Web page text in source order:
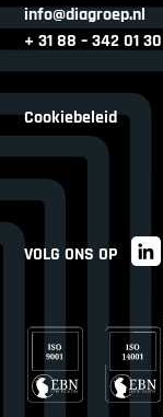
info@diagroep.nl
+ 31 88 – 342 01 30
Cookiebeleid
VOLG ONS OP